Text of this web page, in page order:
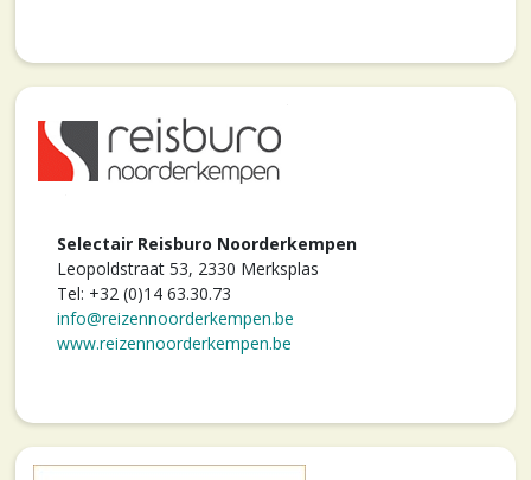
Selectair Reisburo Noorderkempen
Leopoldstraat 53, 2330 Merksplas
Tel: +32 (0)14 63.30.73
info@reizennoorderkempen.be
www.reizennoorderkempen.be